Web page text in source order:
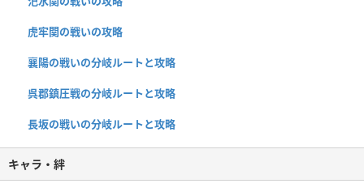
虎牢関の戦いの攻略
襄陽の戦いの分岐ルートと攻略
呉郡鎮圧戦の分岐ルートと攻略
長坂の戦いの分岐ルートと攻略
キャラ・絆